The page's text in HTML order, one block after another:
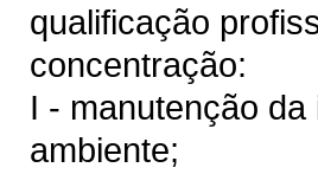
qualificação
concentração:
I - manutenção
ambiente;